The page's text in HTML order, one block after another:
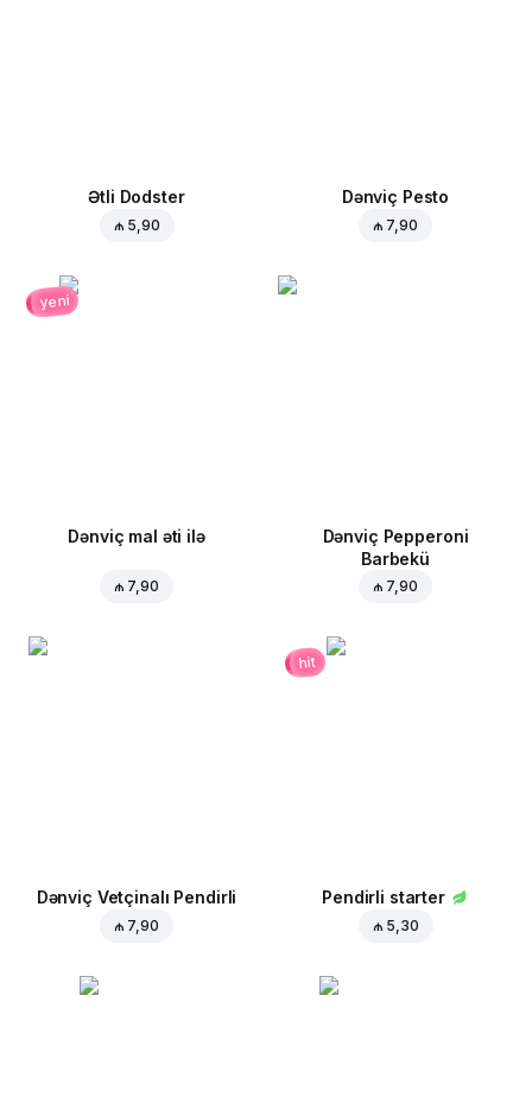
Ətli Dodster
₼ 5,90
Dənviç Pesto
₼ 7,90
yeni
Dənviç mal əti ilə
₼ 7,90
Dənviç Pepperoni
Barbekü
₼ 7,90
Dənviç Vetçinalı Pendirli
₼ 7,90
hit
Pendirli starter
₼ 5,30